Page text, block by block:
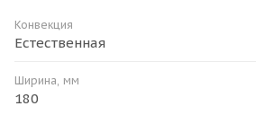
Конвекция
Естественная
Ширина, мм
180